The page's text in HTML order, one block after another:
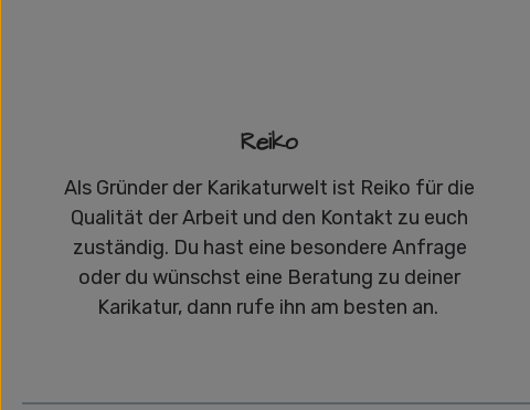
Reiko
Als Gründer der Karikaturwelt ist Reiko für die
Qualität der Arbeit und den Kontakt zu euch
zuständig. Du hast eine besondere Anfrage
oder du wünschst eine Beratung zu deiner
Karikatur, dann rufe ihn am besten an.